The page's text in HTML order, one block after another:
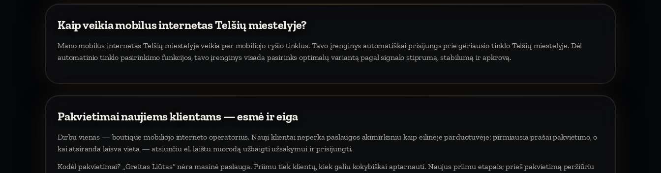
Kaip veikia mobilus internetas Telšių miestelyje?
Mano mobilus internetas Telšių miestelyje veikia per mobiliojo ryšio tinklus. Tavo įrenginys automatiškai prisijungs prie geriausio tinklo Telšių miestelyje. Dėl
automatinio tinklo pasirinkimo funkcijos, tavo įrenginys visada pasirinks optimalų variantą pagal signalo stiprumą, stabilumą ir apkrovą.
Pakvietimai naujiems klientams — esmė ir eiga
Dirbu vienas — boutique mobiliojo interneto operatorius. Nauji klientai neperka paslaugos akimirksniu kaip eilinėje parduotuvėje: pirmiausia prašai pakvietimo, o
kai atsiranda laisva vieta — atsiunčiu el. laištu nuorodą užbaigti užsakymui ir prisijungti.
Kodėl pakvietimai? „Greitas Liūtas“ nėra masinė paslauga. Priimu tiek klientų, kiek galiu kokybiškai aptarnauti. Naujus priimu etapais; prieš pakvietimą peržiūriu